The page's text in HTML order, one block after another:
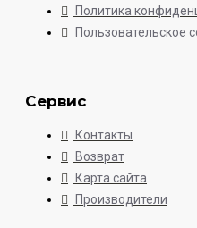
Политика
Пользовательское
Сервис
Контакты
Возврат
Карта сайта
Производители